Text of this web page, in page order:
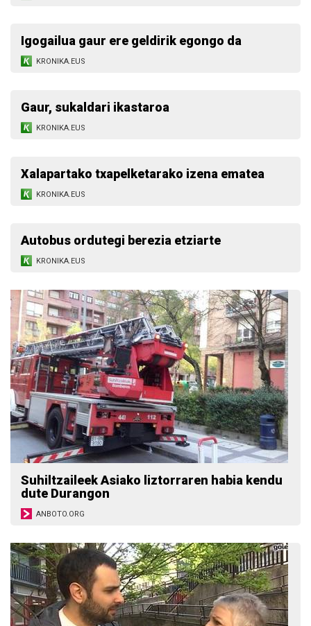
Igogailua gaur ere geldirik egongo da
KRONIKA.EUS
Gaur, sukaldari ikastaroa
KRONIKA.EUS
Xalapartako txapelketarako izena ematea
KRONIKA.EUS
Autobus ordutegi berezia etziarte
KRONIKA.EUS
Suhiltzaileek Asiako liztorraren habia kendu
dute Durangon
ANBOTO.ORG